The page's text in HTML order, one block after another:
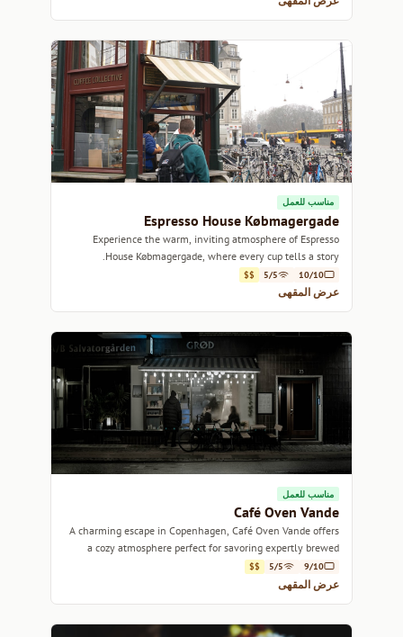
مناسب للعمل
Espresso House Købmagergade
Experience the warm, inviting atmosphere of Espresso
House Købmagergade, where every cup tells a story.
10/10
5/5
$$
عرض المقهى
مناسب للعمل
Café Oven Vande
A charming escape in Copenhagen, Café Oven Vande offers
a cozy atmosphere perfect for savoring expertly brewed
coffee and delightful pastries.
9/10
5/5
$$
عرض المقهى